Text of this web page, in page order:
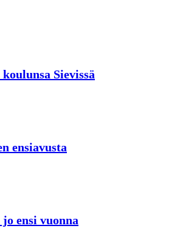
Sievissä
ensiavusta
ensi vuonna